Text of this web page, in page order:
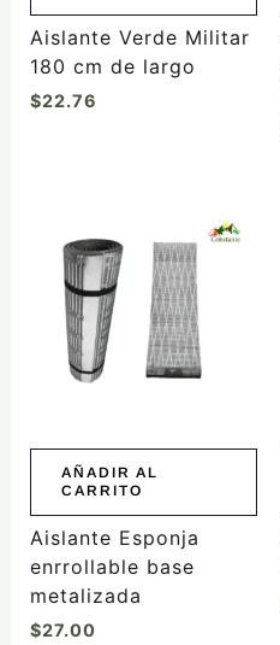
Aislante Verde Militar
180 cm de largo
$22.76
AÑADIR AL
CARRITO
Aislante Esponja
enrrollable base
metalizada
$27.00